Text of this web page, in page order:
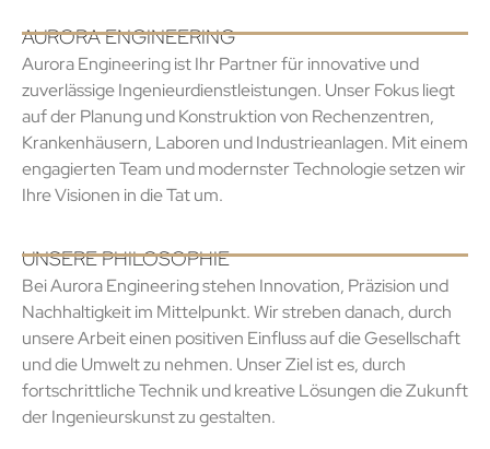
AURORA ENGINEERING
Aurora Engineering ist Ihr Partner für innovative und
zuverlässige Ingenieurdienstleistungen. Unser Fokus liegt
auf der Planung und Konstruktion von Rechenzentren,
Krankenhäusern, Laboren und Industrieanlagen. Mit einem
engagierten Team und modernster Technologie setzen wir
Ihre Visionen in die Tat um.
UNSERE PHILOSOPHIE
Bei Aurora Engineering stehen Innovation, Präzision und
Nachhaltigkeit im Mittelpunkt. Wir streben danach, durch
unsere Arbeit einen positiven Einfluss auf die Gesellschaft
und die Umwelt zu nehmen. Unser Ziel ist es, durch
fortschrittliche Technik und kreative Lösungen die Zukunft
der Ingenieurskunst zu gestalten.